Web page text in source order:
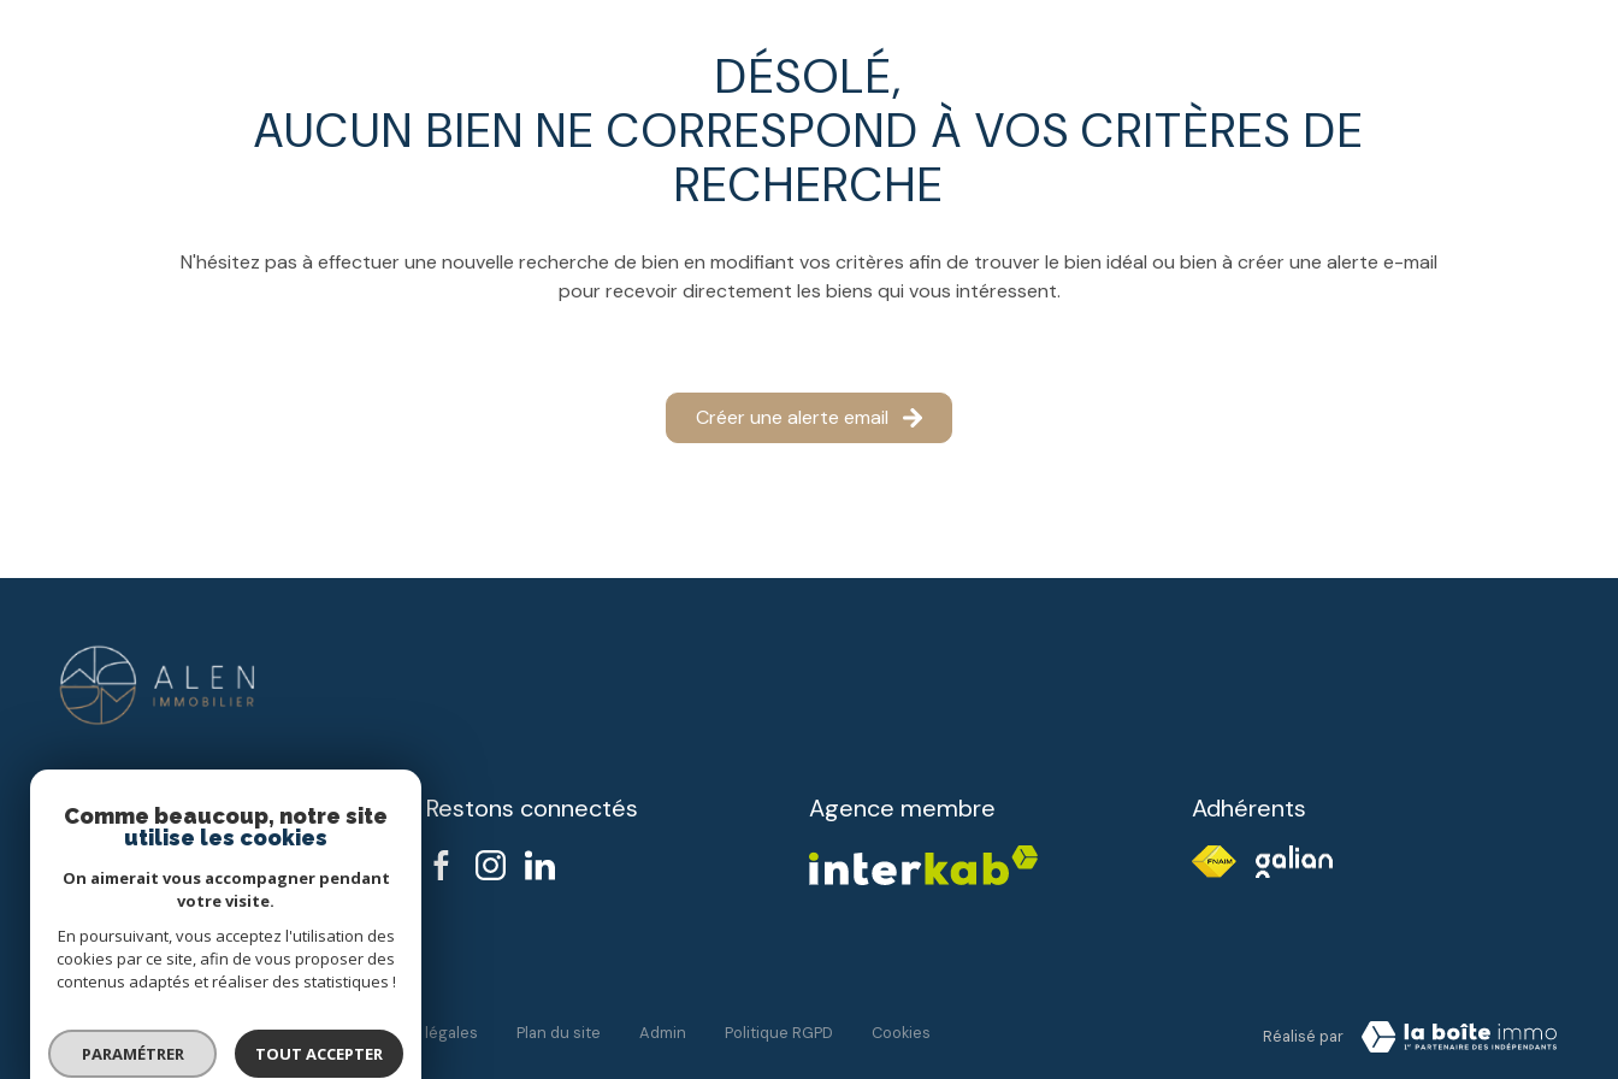
DÉSOLÉ,
AUCUN BIEN NE CORRESPOND À VOS CRITÈRES DE
RECHERCHE
N'hésitez pas à effectuer une nouvelle recherche de bien en modifiant vos critères afin de trouver le bien idéal ou bien à créer une alerte e-mail
pour recevoir directement les biens qui vous intéressent.
Créer une alerte email
ALEN IMMOBILIER
alen.immobilier@gmail.com
13008 Marseille
Restons connectés Agence membre Adhérents
Nos honoraires Nos partenaires Mentions légales Plan du site Admin Politique RGPD Cookies
© 2026 | Tous droits réservés
Réalisé par
Comme beaucoup, notre site
utilise les cookies
On aimerait vous accompagner pendant
votre visite.
En poursuivant, vous acceptez l'utilisation des
cookies par ce site, afin de vous proposer des
contenus adaptés et réaliser des statistiques !
PARAMÉTRER TOUT ACCEPTER